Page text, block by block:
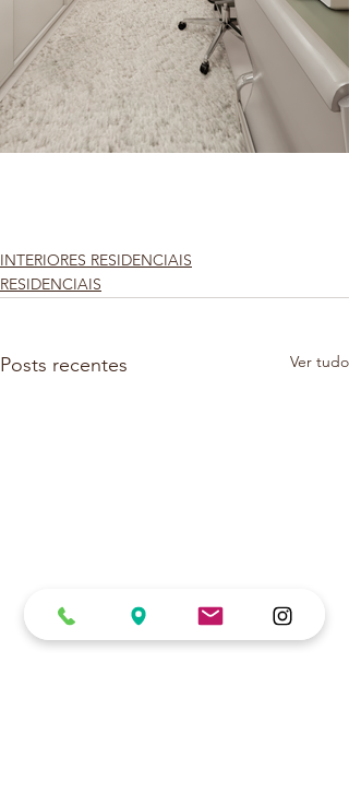
INTERIORES RESIDENCIAIS
RESIDENCIAIS
Posts recentes Ver tudo